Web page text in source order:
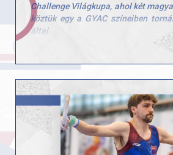
Challenge Világkupa, ahol két
köztük egy a GYAC színeiben
által.
Boti ugrásban 14.050 pontos
harmadik fokára állhatott a
volt az éremhez, ott végül a 4. helyen
Gratulálunk Botinak és edzőjének,
kiemelkedő teljesítményhez!
az idei szezonra!